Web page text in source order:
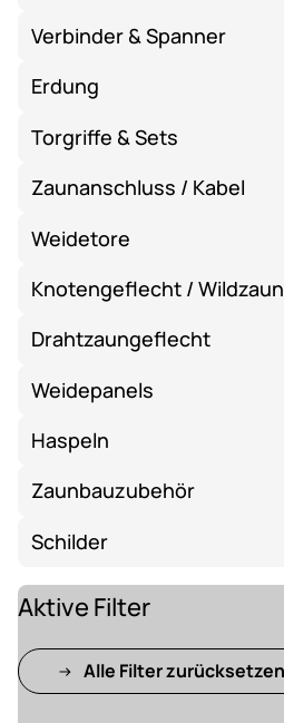
Verbinder & Spanner
Erdung
Torgriffe & Sets
Zaunanschluss / Kabel
Weidetore
Knotengeflecht / Wildzaun
Drahtzaungeflecht
Weidepanels
Haspeln
Zaunbauzubehör
Schilder
Aktive Filter
Alle Filter zurücksetzen